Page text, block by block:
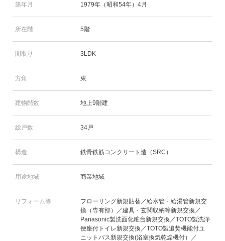
築年月 1979年（昭和54年）4月
所在階 5階
間取り 3LDK
方角 東
建物階数 地上9階建
総戸数 34戸
構造 鉄骨鉄筋コンクリート造（SRC）
用途地域 商業地域
リフォーム等
フローリング新規貼替／給水管・給湯管新規交
換（専有部）／建具・玄関収納等新規交換／
Panasonic製洗面化粧台新規交換／TOTO製洗浄
便座付トイレ新規交換／TOTO製追焚機能付ユ
ニットバス新規交換(浴室換気乾燥機付）／